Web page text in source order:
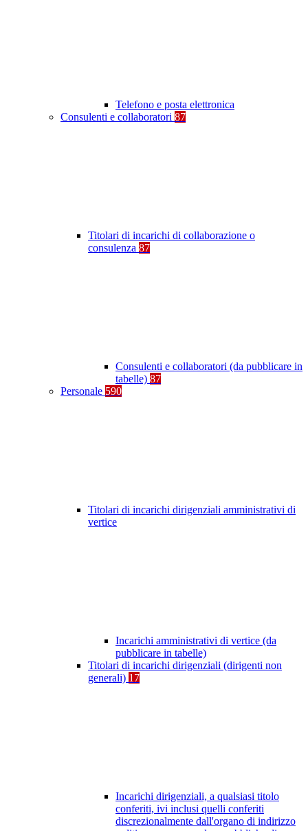
Telefono e posta elettronica
Consulenti e collaboratori 87
Titolari di incarichi di collaborazione o
consulenza 87
Consulenti e collaboratori (da pubblicare in
tabelle) 87
Personale 590
Titolari di incarichi dirigenziali amministrativi di
vertice
Incarichi amministrativi di vertice (da
pubblicare in tabelle)
Titolari di incarichi dirigenziali (dirigenti non
generali) 17
Incarichi dirigenziali, a qualsiasi titolo
conferiti, ivi inclusi quelli conferiti
discrezionalmente dall'organo di indirizzo